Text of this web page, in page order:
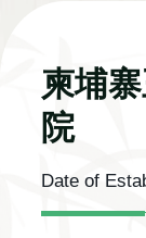
柬埔
院
Date of